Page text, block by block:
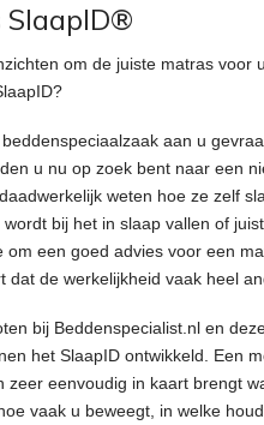
SlaapID®
om de juiste matras voor
aan u
u nu op zoek bent naar een
weten hoe ze zelf
bij het in slaap vallen of
een goed advies voor een
de werkelijkheid vaak heel
bij Beddenspecialist.nl en
het SlaapID ontwikkeld. Een
zeer eenvoudig in kaart brengt
vaak u beweegt, in welke